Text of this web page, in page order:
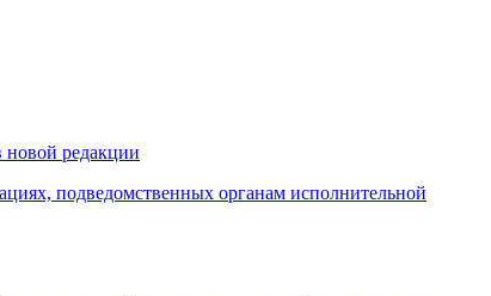
новой редакции
подведомственных органам исполнительной